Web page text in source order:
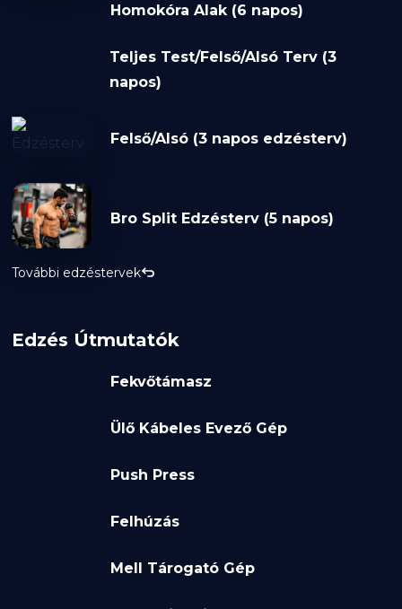
Homokóra Alak (6 napos)
Teljes Test/Felső/Alsó Terv (3
napos)
Felső/Alsó (3 napos edzésterv)
Bro Split Edzésterv (5 napos)
További edzéstervek
Edzés Útmutatók
Fekvőtámasz
Ülő Kábeles Evező Gép
Push Press
Felhúzás
Mell Tárogató Gép